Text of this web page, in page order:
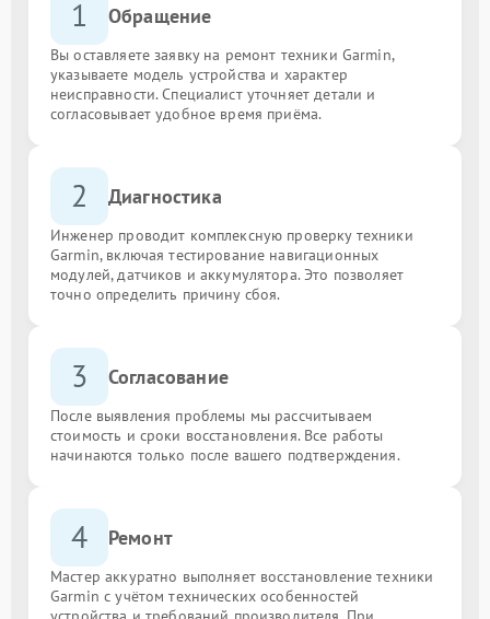
1 Обращение
Вы оставляете заявку на ремонт техники Garmin,
указываете модель устройства и характер
неисправности. Специалист уточняет детали и
согласовывает удобное время приёма.
2 Диагностика
Инженер проводит комплексную проверку техники
Garmin, включая тестирование навигационных
модулей, датчиков и аккумулятора. Это позволяет
точно определить причину сбоя.
3 Согласование
После выявления проблемы мы рассчитываем
стоимость и сроки восстановления. Все работы
начинаются только после вашего подтверждения.
4 Ремонт
Мастер аккуратно выполняет восстановление техники
Garmin с учётом технических особенностей